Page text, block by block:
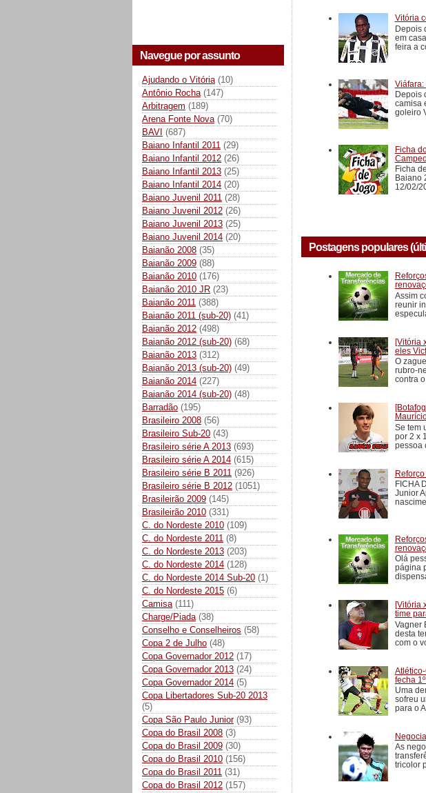
Navegue por assunto
Ajudando o Vitória (10)
Antônio Rocha (147)
Arbitragem (189)
Arena Fonte Nova (70)
BAVI (687)
Baiano Infantil 2011 (29)
Baiano Infantil 2012 (26)
Baiano Infantil 2013 (25)
Baiano Infantil 2014 (20)
Baiano Juvenil 2011 (28)
Baiano Juvenil 2012 (26)
Baiano Juvenil 2013 (25)
Baiano Juvenil 2014 (20)
Baianão 2008 (35)
Baianão 2009 (88)
Baianão 2010 (176)
Baianão 2010 JR (23)
Baianão 2011 (388)
Baianão 2011 (sub-20) (41)
Baianão 2012 (498)
Baianão 2012 (sub-20) (68)
Baianão 2013 (312)
Baianão 2013 (sub-20) (49)
Baianão 2014 (227)
Baianão 2014 (sub-20) (48)
Barradão (195)
Brasileiro 2008 (56)
Brasileiro Sub-20 (43)
Brasileiro série A 2013 (693)
Brasileiro série A 2014 (615)
Brasileiro série B 2011 (926)
Brasileiro série B 2012 (1051)
Brasileirão 2009 (145)
Brasileirão 2010 (331)
C. do Nordeste 2010 (109)
C. do Nordeste 2011 (8)
C. do Nordeste 2013 (203)
C. do Nordeste 2014 (128)
C. do Nordeste 2014 Sub-20 (1)
C. do Nordeste 2015 (6)
Camisa (111)
Charge/Piada (38)
Conselho e Conselheiros (58)
Copa 2 de Julho (48)
Copa Governador 2012 (17)
Copa Governador 2013 (24)
Copa Governador 2014 (5)
Copa Libertadores Sub-20 2013
(5)
Copa São Paulo Junior (93)
Copa do Brasil 2008 (3)
Copa do Brasil 2009 (30)
Copa do Brasil 2010 (156)
Copa do Brasil 2011 (31)
Copa do Brasil 2012 (157)
Vitória
Depois
em
feira a
Viáfara:
Depois
camisa
goleiro
Ficha
Ficha
Baiano
12/02/
Postagens populares
Assim
reunir
[Vitória
eles
O
rubro-
contra o
Se tem
por 2 x
pessoa
FICHA
Junior
Olá
página
[Vitória
time
Vagner
desta
com o
fecha
Uma
sofreu
para o
As
tricolor